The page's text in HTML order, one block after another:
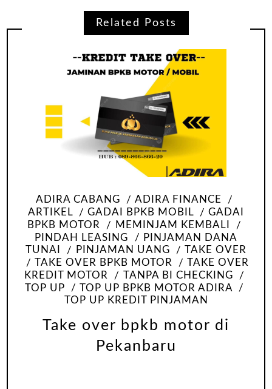
Related Posts
ADIRA CABANG
ADIRA FINANCE
ARTIKEL
GADAI BPKB MOBIL
GADAI
BPKB MOTOR
MEMINJAM KEMBALI
PINDAH LEASING
PINJAMAN DANA
TUNAI
PINJAMAN UANG
TAKE OVER
TAKE OVER BPKB MOTOR
TAKE OVER
KREDIT MOTOR
TANPA BI CHECKING
TOP UP
TOP UP BPKB MOTOR ADIRA
TOP UP KREDIT PINJAMAN
Take over bpkb motor di
Pekanbaru